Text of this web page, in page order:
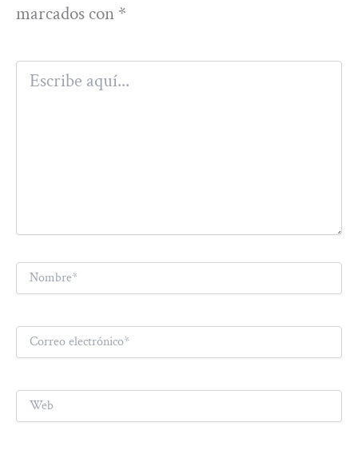
marcados con *
Escribe
aquí...
Nombre*
Correo
electrónico*
Web